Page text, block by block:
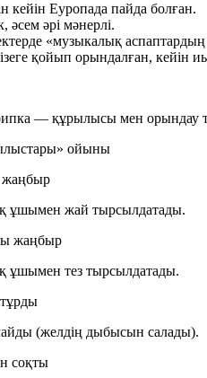
кейін Еуропада пайда болған.
әсем әрі мәнерлі.
«музыкалық
қойып орындалған, кейін
— құрылысы мен орындау
ойыны
ұшымен жай тырсылдатады.
жаңбыр
ұшымен тез тырсылдатады.
(желдің дыбысын салады).
соқты